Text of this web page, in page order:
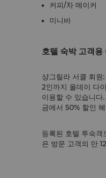
커피/차 메이커
미니바
호텔 숙박 고객
샹그릴라 서클 회원
2인까지 올데이 다
이용할 수 있습니
금에서 50% 할인
등록된 호텔 투숙
은 방문 고객의 만